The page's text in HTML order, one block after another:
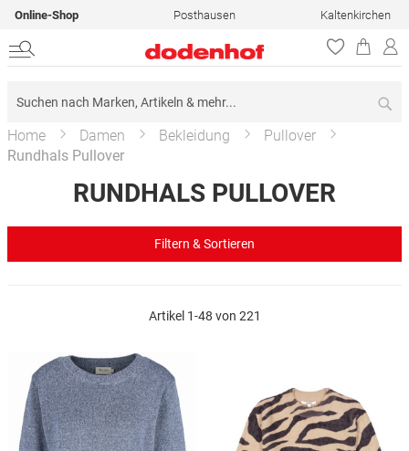
Online-Shop Posthausen Kaltenkirchen
Home Damen Bekleidung
Pullover
Rundhals Pullover
RUNDHALS PULLOVER
Artikel 1-48 von 221
Filtern & Sortieren